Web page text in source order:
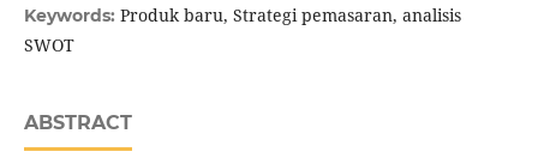
Keywords: Produk baru, Strategi pemasaran, analisis
SWOT
ABSTRACT